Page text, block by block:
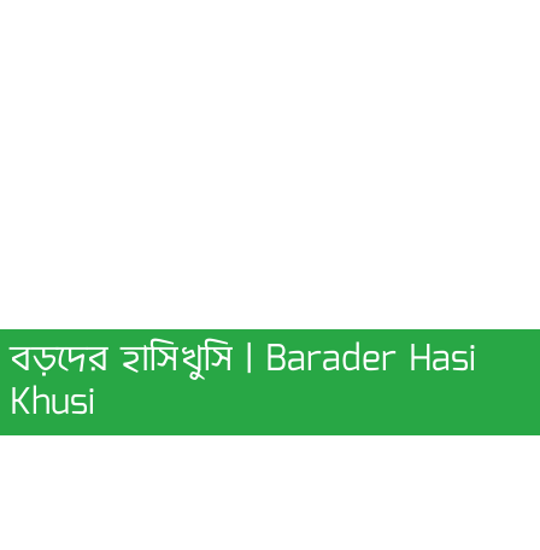
বড়দের হাসিখুসি | Barader Hasi
Khusi